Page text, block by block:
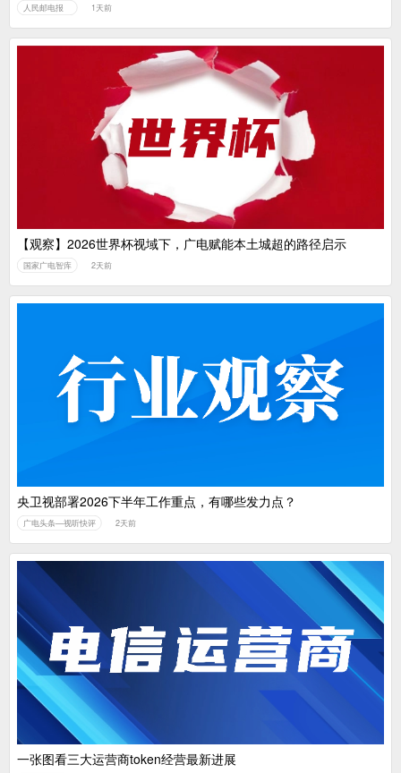
人民邮电报 1天前
【观察】2026世界杯视域下，广电赋能本土城超的路径启示
国家广电智库 2天前
央卫视部署2026下半年工作重点，有哪些发力点？
广电头条—视听快评 2天前
一张图看三大运营商token经营最新进展